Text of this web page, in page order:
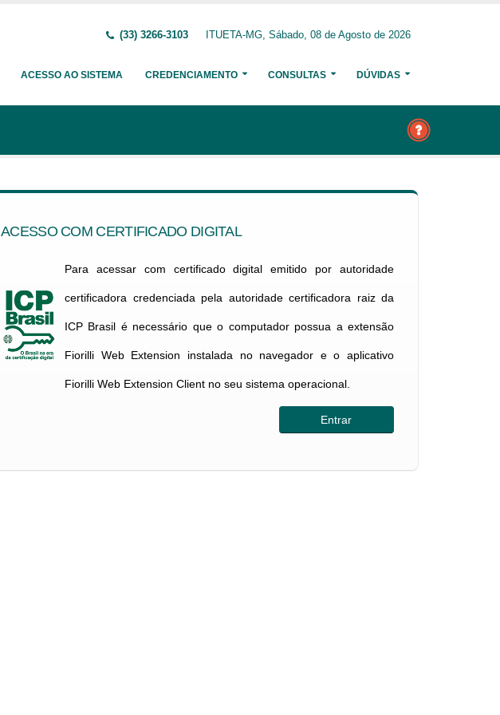
(33) 3266-3103 ITUETA-MG, Sábado, 08 de Agosto de 2026
ACESSO AO SISTEMA CREDENCIAMENTO CONSULTAS DÚVIDAS
ACESSO COM CERTIFICADO DIGITAL
Para acessar com certificado digital emitido por autoridade
certificadora credenciada pela autoridade certificadora raiz da
ICP Brasil é necessário que o computador possua a extensão
Fiorilli Web Extension instalada no navegador e o aplicativo
Fiorilli Web Extension Client no seu sistema operacional.